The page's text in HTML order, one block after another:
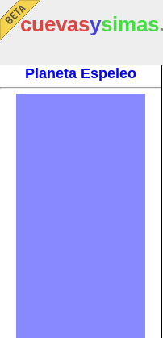
cuevasysimas
Planeta Espeleo